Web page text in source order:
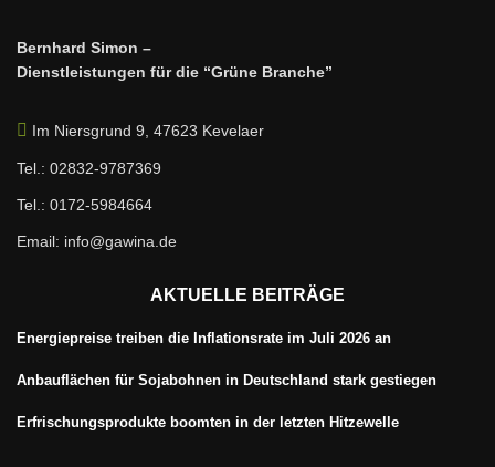
Bernhard Simon –
Dienstleistungen für die “Grüne Branche”
Im Niersgrund 9, 47623 Kevelaer
Tel.: 02832-9787369
Tel.: 0172-5984664
Email: info@gawina.de
AKTUELLE BEITRÄGE
Energiepreise treiben die Inflationsrate im Juli 2026 an
Anbauflächen für Sojabohnen in Deutschland stark gestiegen
Erfrischungsprodukte boomten in der letzten Hitzewelle